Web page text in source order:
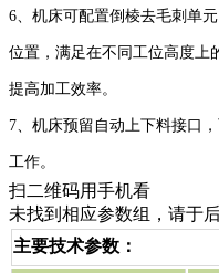
6、机床可配置倒棱去毛刺单
位置，满足在不同工位高度上
提高加工效率。
7、机床预留自动上下料接口
工作。
扫二维码用手机看
未找到相应参数组，请于
主要技术参数：